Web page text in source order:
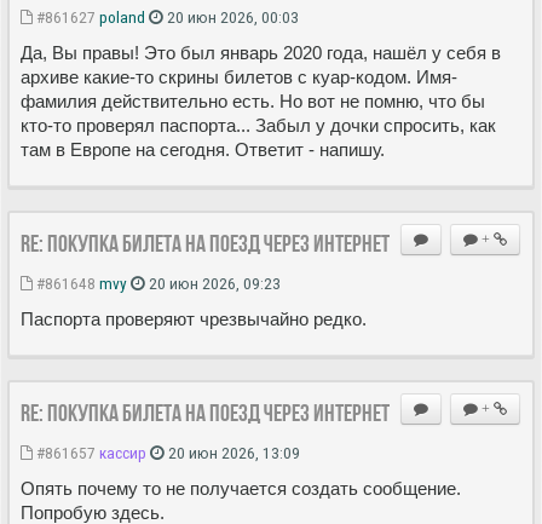
#861627 poland 20 июн 2026, 00:03
Да, Вы правы! Это был январь 2020 года, нашёл у себя в
архиве какие-то скрины билетов с куар-кодом. Имя-
фамилия действительно есть. Но вот не помню, что бы
кто-то проверял паспорта... Забыл у дочки спросить, как
там в Европе на сегодня. Ответит - напишу.
+
Re: Покупка билета на поезд через Интернет
#861648 mvy 20 июн 2026, 09:23
Паспорта проверяют чрезвычайно редко.
+
Re: Покупка билета на поезд через Интернет
#861657 кассир 20 июн 2026, 13:09
Опять почему то не получается создать сообщение.
Попробую здесь.